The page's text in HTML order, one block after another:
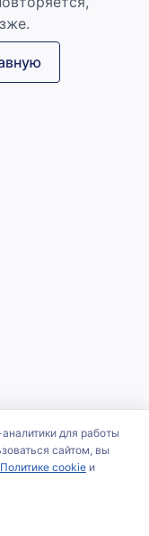
для работы
сайтом, вы
Политике cookie и